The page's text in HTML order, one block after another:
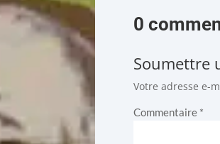
0
Soumettre
Votre adresse e-
Commentaire *